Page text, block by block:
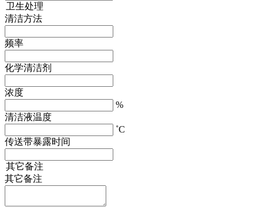
卫生处理
清洁方法
频率
化学清洁剂
浓度
%
清洁液温度
˚C
传送带暴露时间
其它备注
其它备注